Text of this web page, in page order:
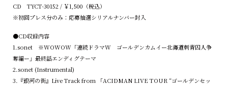
CD TYCT-30152 / ￥1,500（税込）
※初回プレス分のみ：応募抽選シリアルナンバー封入
●CD収録内容
1.sonet ※WOWOW「連続ドラマW ゴールデンカムイー北海道刺青囚人争
奪編ー」最終話エンディグテーマ
2.sonet (Instrumental)
3.『銀河の街』Live Track from 「ACIDMAN LIVE TOUR “ゴールデンセッ